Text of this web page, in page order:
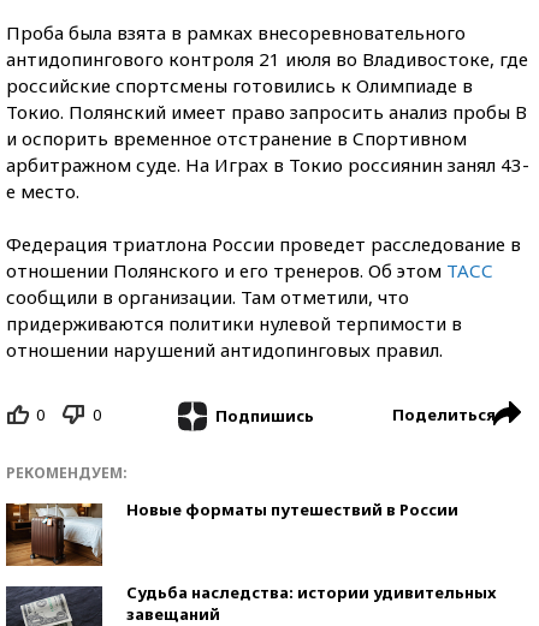
Проба была взята в рамках внесоревновательного
антидопингового контроля 21 июля во Владивостоке, где
российские спортсмены готовились к Олимпиаде в
Токио. Полянский имеет право запросить анализ пробы B
и оспорить временное отстранение в Спортивном
арбитражном суде. На Играх в Токио россиянин занял 43-
е место.
Федерация триатлона России проведет расследование в
отношении Полянского и его тренеров. Об этом ТАСС
сообщили в организации. Там отметили, что
придерживаются политики нулевой терпимости в
отношении нарушений антидопинговых правил.
0 0 Подпишись Поделиться
РЕКОМЕНДУЕМ:
Новые форматы путешествий в России
Судьба наследства: истории удивительных
завещаний